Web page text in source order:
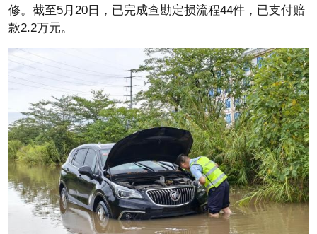
修。截至5月20日，已完成查勘定损流程44件，已支付赔
款2.2万元。